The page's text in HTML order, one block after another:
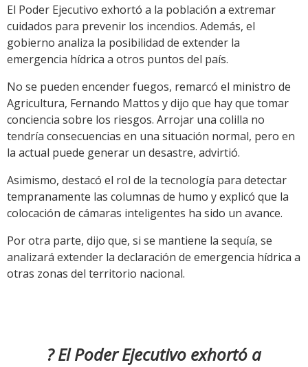
Link
El Poder Ejecutivo exhortó a la población a extremar
cuidados para prevenir los incendios. Además, el
gobierno analiza la posibilidad de extender la
emergencia hídrica a otros puntos del país.
No se pueden encender fuegos, remarcó el ministro de
Agricultura, Fernando Mattos y dijo que hay que tomar
conciencia sobre los riesgos. Arrojar una colilla no
tendría consecuencias en una situación normal, pero en
la actual puede generar un desastre, advirtió.
Asimismo, destacó el rol de la tecnología para detectar
tempranamente las columnas de humo y explicó que la
colocación de cámaras inteligentes ha sido un avance.
Por otra parte, dijo que, si se mantiene la sequía, se
analizará extender la declaración de emergencia hídrica a
otras zonas del territorio nacional.
? El Poder Ejecutivo exhortó a